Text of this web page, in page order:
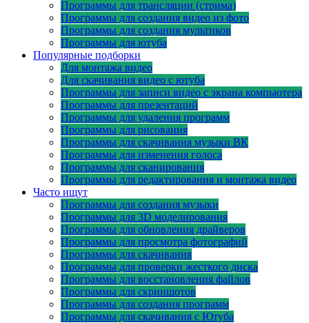
Программы для трансляции (стрима)
Программы для создания видео из фото
Программы для создания мультиков
Программы для ютуба
Популярные подборки
Для монтажа видео
Для скачивания видео с ютуба
Программы для записи видео с экрана компьютера
Программы для презентаций
Программы для удаления программ
Программы для рисования
Программы для скачивания музыки ВК
Программы для изменения голоса
Программы для сканирования
Программы для редактирования и монтажа видео
Часто ищут
Программы для создания музыки
Программы для 3D моделирования
Программы для обновления драйверов
Программы для просмотра фотографий
Программы для скачивания
Программы для проверки жесткого диска
Программы для восстановления файлов
Программы для скриншотов
Программы для создания программ
Программы для скачивания с Ютуба